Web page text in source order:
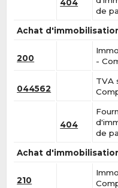
404
de
Achat
200
-
044562
TVA
404
de
Achat
210